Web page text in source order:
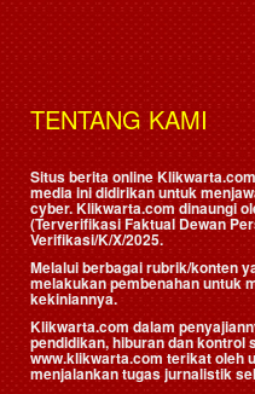
TENTANG KAMI
Situs berita online
media ini didirikan untuk
cyber. Klikwarta.com dinaungi
(Terverifikasi Faktual Dewan
Verifikasi/K/X/2025.
Melalui berbagai rubrik/konten
melakukan pembenahan untuk
kekiniannya.
Klikwarta.com dalam
pendidikan, hiburan dan kontrol
www.klikwarta.com terikat oleh
menjalankan tugas jurnalistik